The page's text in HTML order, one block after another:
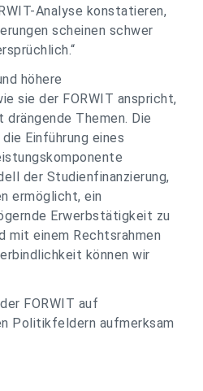
Analyse konstatieren,
scheinen schwer
höhere
sie der FORWIT anspricht,
drängende Themen. Die
Einführung eines
der Studienfinanzierung,
ermöglicht, ein
Erwerbstätigkeit zu
mit einem Rechtsrahmen
können wir
FORWIT auf
Politikfeldern aufmerksam
Wichtige Themen